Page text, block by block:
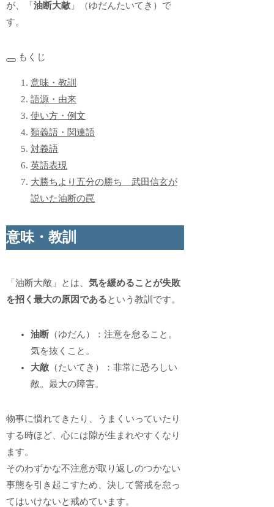
が、「油断大敵 」（ゆだんたいてき）で
す。
もくじ
意味・教訓
語源・由来
使い方・例文
類義語・関連語
対義語
英語表現
大勝ちより五分の勝ち 武田信玄が
説いた油断の罠
意味・教訓
「油断大敵」とは、気を緩めることが失敗
を招く最大の原因であるという教訓です。
油断 （ゆだん）：注意を怠ること。
気を抜くこと。
大敵 （たいてき）：非常に恐ろしい
敵。最大の障害。
物事に慣れてきたり、うまくいっていたり
する時ほど、心には隙が生まれやすくなり
ます。
そのわずかな不注意が取り返しのつかない
事態を引き起こすため、決して警戒を怠っ
てはいけないと戒めています。